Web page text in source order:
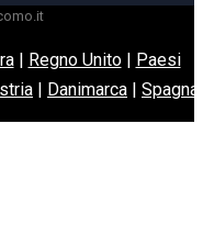
| Regno Unito| Paesi
| Danimarca | Spagna